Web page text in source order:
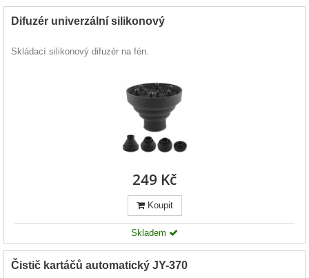
Difuzér univerzální silikonový
Skládací silikonový difuzér na fén.
249 Kč
Koupit
Skladem
Čistič kartáčů automatický JY-370